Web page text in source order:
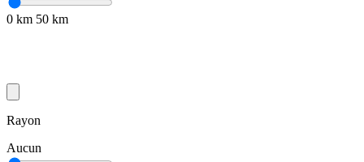
0 km 50 km
Rayon
Aucun